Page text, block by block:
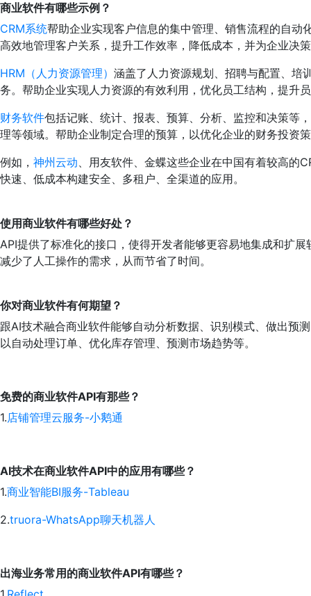
商业软件有哪些示例？
CRM系统帮助企业实现客户信息的集中管理、销售流程的自
高效地管理客户关系，提升工作效率，降低成本，并为企业决
HRM（人力资源管理） 涵盖了人力资源规划、招聘与配置、培
务。帮助企业实现人力资源的有效利用，优化员工结构，提升
财务软件包括记账、统计、报表、预算、分析、监控和决策等
理等领域。帮助企业制定合理的预算，以优化企业的财务投资
例如， 神州云动、用友软件、金蝶这些企业在中国有着较高的
快速、低成本构建安全、多租户、全渠道的应用。
使用商业软件有哪些好处？
API提供了标准化的接口，使得开发者能够更容易地集成和扩
减少了人工操作的需求，从而节省了时间。
你对商业软件有何期望？
跟AI技术融合商业软件能够自动分析数据、识别模式、做出预
以自动处理订单、优化库存管理、预测市场趋势等。
免费的商业软件API有那些？
1.店铺管理云服务-小鹅通
AI技术在商业软件API中的应用有哪些？
1.商业智能BI服务-Tableau
2.truora-WhatsApp聊天机器人
出海业务常用的商业软件API有哪些？